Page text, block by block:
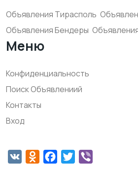
Объявления Тирасполь
Объявления Бендеры
Меню
Конфиденциальность
Поиск Объявлениий
Контакты
Вход
VK Odnoklassniki
Facebook
Twitter